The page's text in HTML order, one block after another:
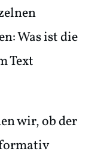
Was ist die
Text
wir, ob der